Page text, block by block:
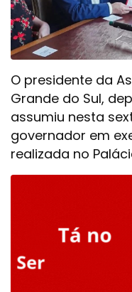
O presidente da
Grande do Sul,
assumiu nesta
governador em
realizada no